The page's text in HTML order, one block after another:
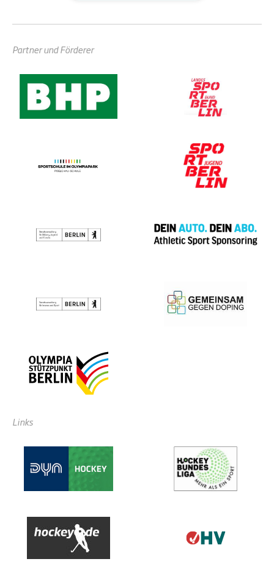
Partner und Förderer
Links